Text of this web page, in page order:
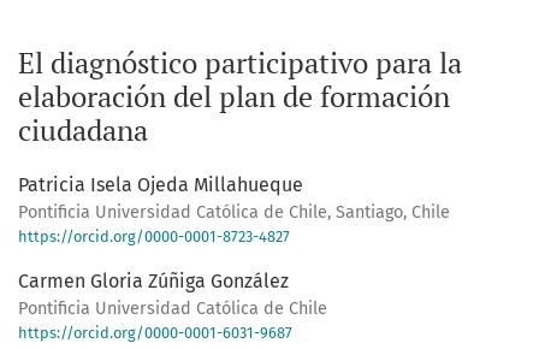
El diagnóstico participativo para la
elaboración del plan de formación
ciudadana
Patricia Isela Ojeda Millahueque
Pontificia Universidad Católica de Chile, Santiago, Chile
https://orcid.org/0000-0001-8723-4827
Carmen Gloria Zúñiga González
Pontificia Universidad Católica de Chile
https://orcid.org/0000-0001-6031-9687